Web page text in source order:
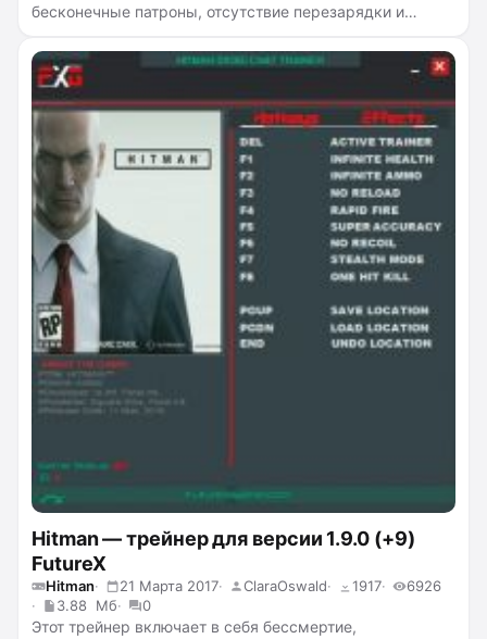
бесконечные патроны, отсутствие перезарядки и
суперскорость, замедление времени, режим
скрытности, а также убийство с одного выстрела.
Hitman — трейнер для версии 1.9.0 (+9)
FutureX
Hitman 21 Марта 2017 ClaraOswald 1917
6926
3.88 Мб
0
Этот трейнер включает в себя бессмертие,